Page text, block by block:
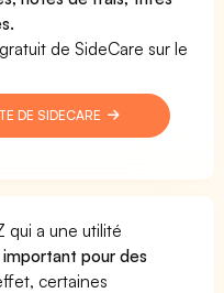
de SideCare sur le
DE SIDECARE
qui a une utilité
important pour des
certaines